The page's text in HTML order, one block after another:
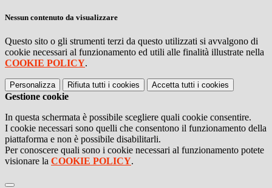
Nessun contenuto da visualizzare
Questo sito o gli strumenti terzi da questo utilizzati si avvalgono di
cookie necessari al funzionamento ed utili alle finalità illustrate nella
COOKIE POLICY.
Personalizza Rifiuta tutti i cookies Accetta tutti i cookies
Gestione cookie
In questa schermata è possibile scegliere quali cookie consentire.
I cookie necessari sono quelli che consentono il funzionamento della
piattaforma e non è possibile disabilitarli.
Per conoscere quali sono i cookie necessari al funzionamento potete
visionare la COOKIE POLICY.